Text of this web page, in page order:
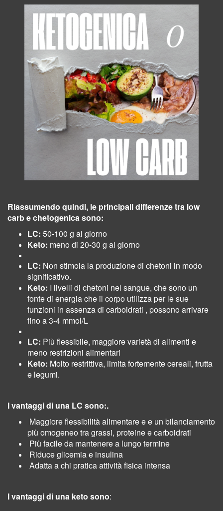
Riassumendo quindi, le principali differenze tra low
carb e chetogenica sono:
LC: 50-100 g al giorno
Keto: meno di 20-30 g al giorno
LC: Non stimola la produzione di chetoni in modo
significativo.
Keto: I livelli di chetoni nel sangue, che sono un
fonte di energia che il corpo utilizza per le sue
funzioni in assenza di carboidrati , possono arrivare
fino a 3-4 mmol/L
LC: Più flessibile, maggiore varietà di alimenti e
meno restrizioni alimentari
Keto: Molto restrittiva, limita fortemente cereali, frutta
e legumi.
I vantaggi di una LC sono:.
Maggiore flessibilità alimentare e e un bilanciamento
più omogeneo tra grassi, proteine e carboidrati
Più facile da mantenere a lungo termine
Riduce glicemia e insulina
Adatta a chi pratica attività fisica intensa
I vantaggi di una keto sono: